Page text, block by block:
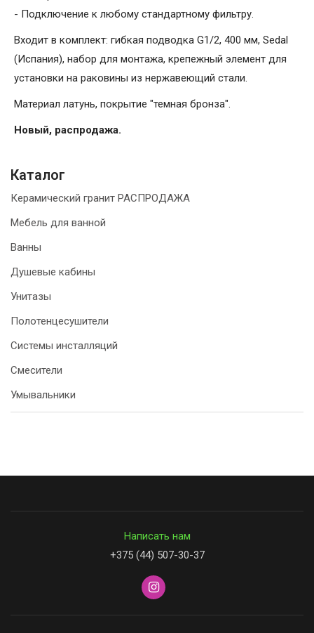
- Подключение к любому стандартному фильтру.
Входит в комплект: гибкая подводка G1/2, 400 мм, Sedal
(Испания), набор для монтажа, крепежный элемент для
установки на раковины из нержавеющий стали.
Материал латунь, покрытие "темная бронза".
Новый, распродажа.
Каталог
Керамический гранит РАСПРОДАЖА
Мебель для ванной
Ванны
Душевые кабины
Унитазы
Полотенцесушители
Системы инсталляций
Смесители
Умывальники
Написать нам
+375 (44) 507-30-37